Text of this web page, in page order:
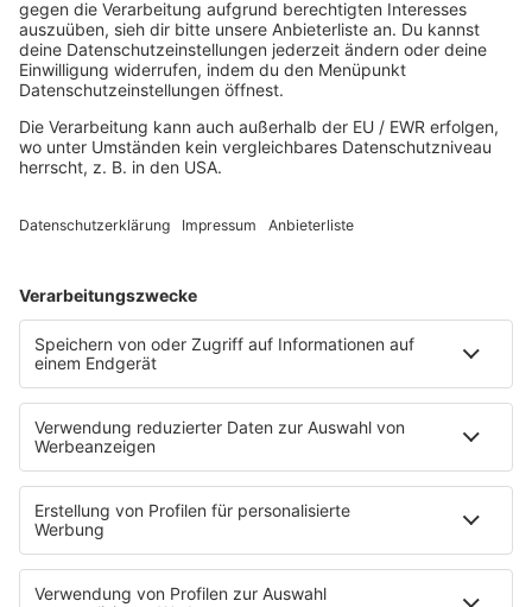
Top 100 Dance
Top 100 Party
Sommer
Unplugged
TikTok Hittracks
Uptempo Banger
Programm
Aktuelles
Zum Nachhören
Nachrichten
Wetter
Blitzer & Verkehr
Programmübersicht
Team
Podcasts
Access All Areas
delta Backstage